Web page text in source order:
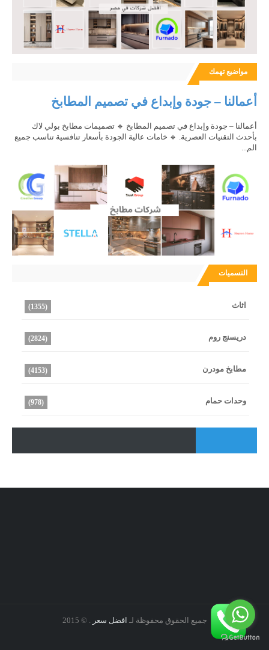
مواضيع تهمك
أعمالنا – جودة وإبداع في تصميم المطابخ
أعمالنا – جودة وإبداع في تصميم المطابخ 🔹 تصميمات مطابخ بولي لاك
بأحدث التقنيات العصرية. 🔹 خامات عالية الجودة بأسعار تنافسية تناسب جميع
الم...
التسميات
اثاث (1355)
دريسنج روم (2824)
مطابخ مودرن (4153)
وحدات حمام (978)
جميع الحقوق محفوظة لـ افضل سعر . © 2015